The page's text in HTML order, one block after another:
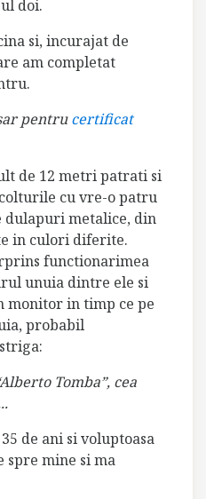
doi.
si, incurajat de
am completat
pentrucertificat
de 12 metri patrati si
cu vre-o patru
metalice, din
in culori diferite.
functionarimea
unuia dintre ele si
monitor in timp ce pe
probabil
Tomba”, cea
de ani si voluptoasa
spre mine si ma